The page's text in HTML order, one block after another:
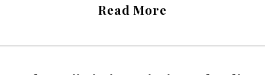
Read More